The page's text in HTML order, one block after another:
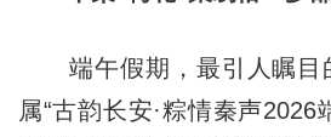
端午假期，最引人瞩目
属“古韵长安·粽情秦声